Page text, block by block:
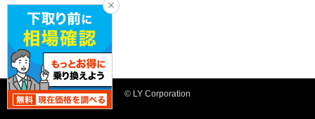
ヘルプ・お問い合わせ
carview! Yahoo! JAPAN
© LY Corporation